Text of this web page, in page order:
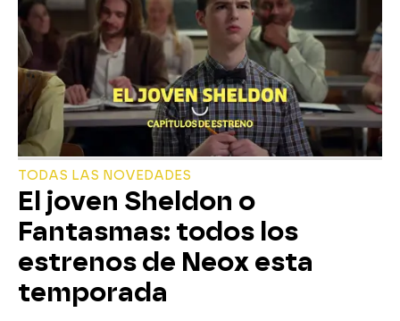
TODAS LAS NOVEDADES
El joven Sheldon o
Fantasmas: todos los
estrenos de Neox esta
temporada